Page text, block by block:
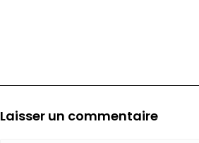
Laisser un commentaire